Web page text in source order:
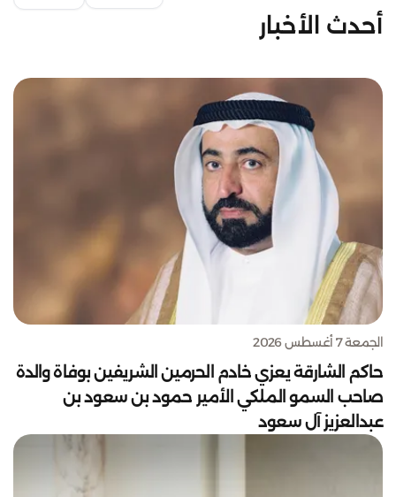
أحدث الأخبار
الجمعة 7 أغسطس 2026
حاكم الشارقة يعزي خادم الحرمين الشريفين بوفاة والدة
صاحب السمو الملكي الأمير حمود بن سعود بن
عبدالعزيز آل سعود